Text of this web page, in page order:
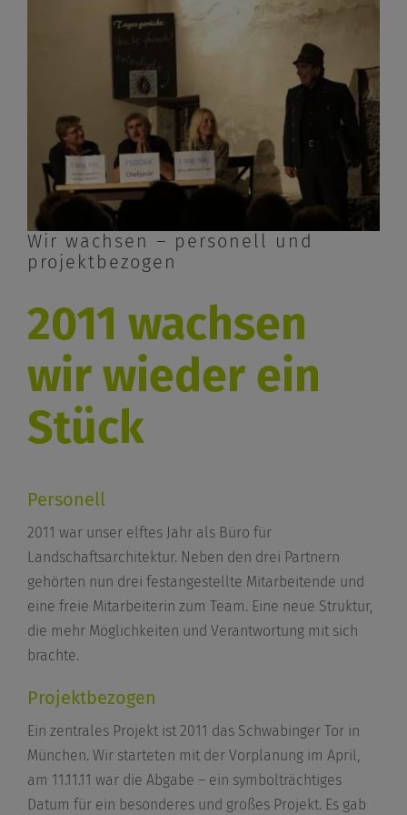
Wir wachsen – personell und
projektbezogen
2011 wachsen
wir wieder ein
Stück
Personell
2011 war unser elftes Jahr als Büro für
Landschaftsarchitektur. Neben den drei Partnern
gehörten nun drei festangestellte Mitarbeitende und
eine freie Mitarbeiterin zum Team. Eine neue Struktur,
die mehr Möglichkeiten und Verantwortung mit sich
brachte.
Projektbezogen
Ein zentrales Projekt ist 2011 das Schwabinger Tor in
München. Wir starteten mit der Vorplanung im April,
am 11.11.11 war die Abgabe – ein symbolträchtiges
Datum für ein besonderes und großes Projekt. Es gab